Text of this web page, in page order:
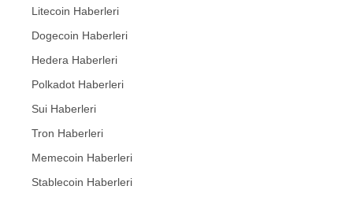
Litecoin Haberleri
Dogecoin Haberleri
Hedera Haberleri
Polkadot Haberleri
Sui Haberleri
Tron Haberleri
Memecoin Haberleri
Stablecoin Haberleri